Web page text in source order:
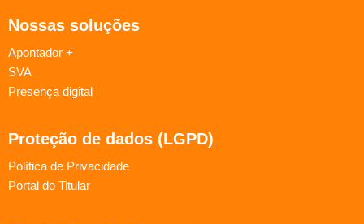
Nossas soluções
Apontador +
SVA
Presença digital
Proteção de dados (LGPD)
Política de Privacidade
Portal do Titular